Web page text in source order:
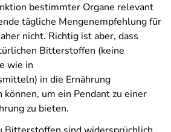
bestimmter Organe relevant
tägliche Mengenempfehlung für
nicht. Richtig ist aber, dass
Bitterstoffen (keine
wie in
in die Ernährung
um ein Pendant zu einer
zu bieten.